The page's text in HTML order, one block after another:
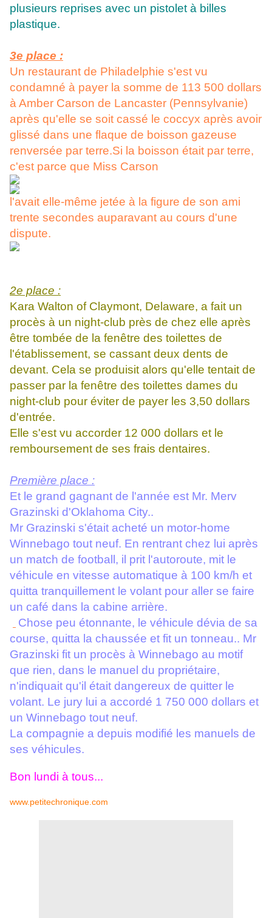
plusieurs reprises avec un pistolet à billes
plastique.
3e place :
Un restaurant de Philadelphie s'est vu
condamné à payer la somme de 113 500 dollars
à Amber Carson de Lancaster (Pennsylvanie)
après qu'elle se soit cassé le coccyx après avoir
glissé dans une flaque de boisson gazeuse
renversée par terre.Si la boisson était par terre,
c'est parce que Miss Carson
l'avait elle-même jetée à la figure de son ami
trente secondes auparavant au cours d'une
dispute.
2e place :
Kara Walton of Claymont, Delaware, a fait un
procès à un night-club près de chez elle après
être tombée de la fenêtre des toilettes de
l'établissement, se cassant deux dents de
devant. Cela se produisit alors qu'elle tentait de
passer par la fenêtre des toilettes dames du
night-club pour éviter de payer les 3,50 dollars
d'entrée.
Elle s'est vu accorder 12 000 dollars et le
remboursement de ses frais dentaires.
Première place :
Et le grand gagnant de l'année est Mr. Merv
Grazinski d'Oklahoma City..
Mr Grazinski s'était acheté un motor-home
Winnebago tout neuf. En rentrant chez lui après
un match de football, il prit l'autoroute, mit le
véhicule en vitesse automatique à 100 km/h et
quitta tranquillement le volant pour aller se faire
un café dans la cabine arrière.
Chose peu étonnante, le véhicule dévia de sa
course, quitta la chaussée et fit un tonneau.. Mr
Grazinski fit un procès à Winnebago au motif
que rien, dans le manuel du propriétaire,
n'indiquait qu'il était dangereux de quitter le
volant. Le jury lui a accordé 1 750 000 dollars et
un Winnebago tout neuf.
La compagnie a depuis modifié les manuels de
ses véhicules.
Bon lundi à tous...
www.petitechronique.com